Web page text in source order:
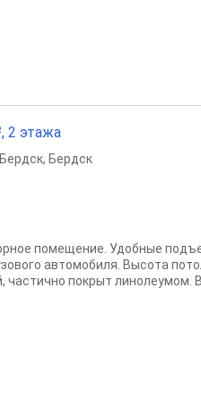
2 этажа
, Бердск
помещение. Удобные
автомобиля. Высота
покрыт линолеумом.